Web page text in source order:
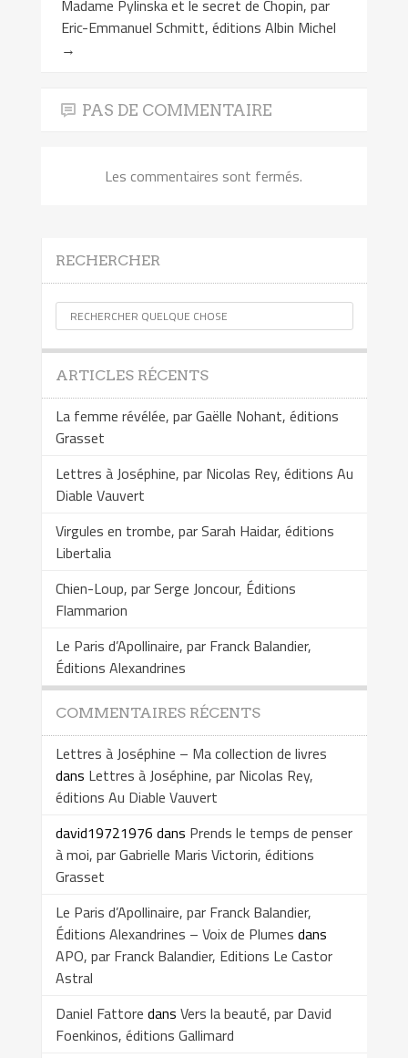
Madame Pylinska et le secret de Chopin, par
Eric-Emmanuel Schmitt, éditions Albin Michel
→
PAS DE COMMENTAIRE
Les commentaires sont fermés.
RECHERCHER
ARTICLES RÉCENTS
La femme révélée, par Gaëlle Nohant, éditions
Grasset
Lettres à Joséphine, par Nicolas Rey, éditions Au
Diable Vauvert
Virgules en trombe, par Sarah Haidar, éditions
Libertalia
Chien-Loup, par Serge Joncour, Éditions
Flammarion
Le Paris d’Apollinaire, par Franck Balandier,
Éditions Alexandrines
COMMENTAIRES RÉCENTS
Lettres à Joséphine – Ma collection de livres
dans Lettres à Joséphine, par Nicolas Rey,
éditions Au Diable Vauvert
david19721976 dans Prends le temps de penser
à moi, par Gabrielle Maris Victorin, éditions
Grasset
Le Paris d’Apollinaire, par Franck Balandier,
Éditions Alexandrines – Voix de Plumes dans
APO, par Franck Balandier, Editions Le Castor
Astral
Daniel Fattore dans Vers la beauté, par David
Foenkinos, éditions Gallimard